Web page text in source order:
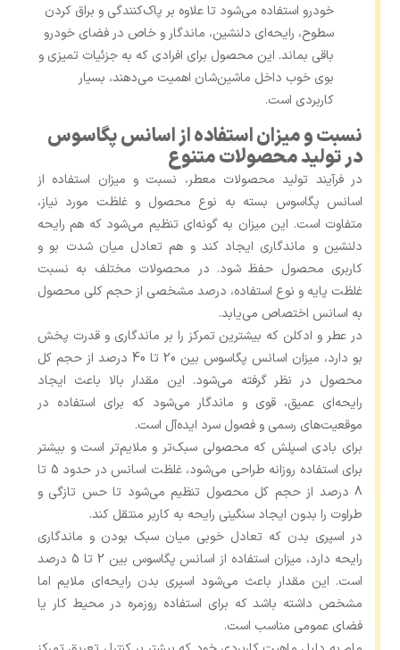
خودرو استفاده می‌شود تا علاوه بر پاک‌کنندگی و براق کردن
سطوح، رایحه‌ای دلنشین، ماندگار و خاص در فضای خودرو
باقی بماند. این محصول برای افرادی که به جزئیات تمیزی و
بوی خوب داخل ماشین‌شان اهمیت می‌دهند، بسیار
کاربردی است.
نسبت و میزان استفاده از اسانس پگاسوس
در تولید محصولات متنوع
در فرآیند تولید محصولات معطر، نسبت و میزان استفاده از
اسانس پگاسوس بسته به نوع محصول و غلظت مورد نیاز،
متفاوت است. این میزان به‌ گونه‌ای تنظیم می‌شود که هم رایحه
دلنشین و ماندگاری ایجاد کند و هم تعادل میان شدت بو و
کاربری محصول حفظ شود. در محصولات مختلف به نسبت
غلظت پایه و نوع استفاده، درصد مشخصی از حجم کلی محصول
به اسانس اختصاص می‌یابد.
در عطر و ادکلن‌ که بیشترین تمرکز را بر ماندگاری و قدرت پخش
بو دارد، میزان اسانس پگاسوس بین 20 تا 40 درصد از حجم کل
محصول در نظر گرفته می‌شود. این مقدار بالا باعث ایجاد
رایحه‌ای عمیق، قوی و ماندگار می‌شود که برای استفاده در
موقعیت‌های رسمی و فصول سرد ایده‌آل است.
برای بادی اسپلش‌ که محصولی سبک‌تر و ملایم‌تر است و بیشتر
برای استفاده روزانه طراحی می‌شود، غلظت اسانس در حدود 5 تا
8 درصد از حجم کل محصول تنظیم می‌شود تا حس تازگی و
طراوت را بدون ایجاد سنگینی رایحه به کاربر منتقل کند.
در اسپری بدن که تعادل خوبی میان سبک بودن و ماندگاری
رایحه دارد، میزان استفاده از اسانس پگاسوس بین 2 تا 5 درصد
است. این مقدار باعث می‌شود اسپری بدن رایحه‌ای ملایم اما
مشخص داشته باشد که برای استفاده روزمره در محیط کار یا
فضای عمومی مناسب است.